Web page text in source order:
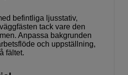
befintliga ljusstativ,
tack vare den
Anpassa bakgrunden
och uppställning,
fältet.